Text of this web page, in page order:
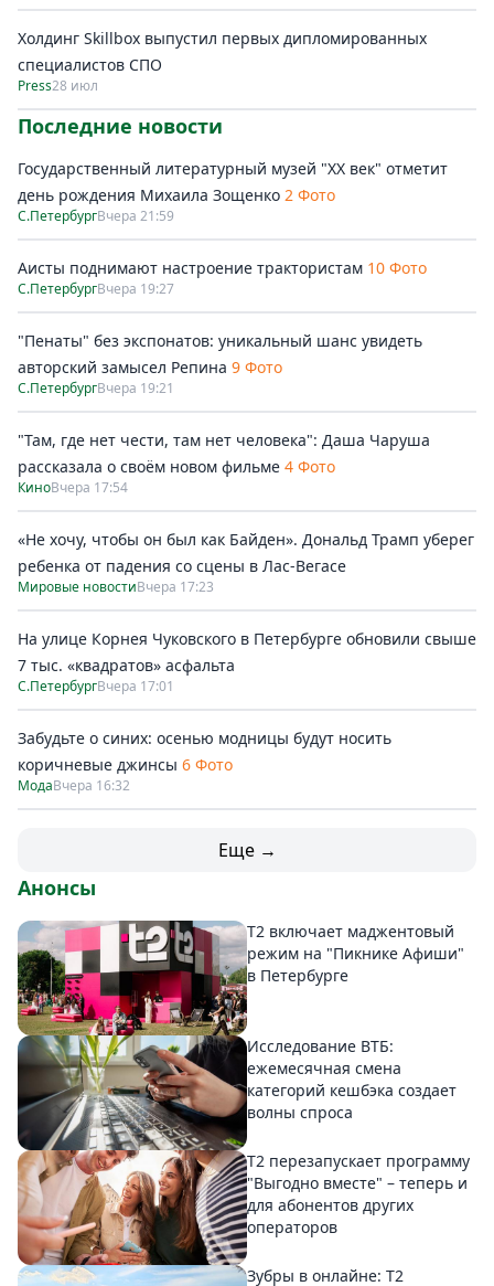
Холдинг Skillbox выпустил первых дипломированных
специалистов СПО
Press28 июл
Последние новости
Государственный литературный музей "ХХ век" отметит
день рождения Михаила Зощенко 2 Фото
С.ПетербургВчера 21:59
Аисты поднимают настроение трактористам 10 Фото
С.ПетербургВчера 19:27
"Пенаты" без экспонатов: уникальный шанс увидеть
авторский замысел Репина 9 Фото
С.ПетербургВчера 19:21
"Там, где нет чести, там нет человека": Даша Чаруша
рассказала о своём новом фильме 4 Фото
КиноВчера 17:54
«Не хочу, чтобы он был как Байден». Дональд Трамп уберег
ребенка от падения со сцены в Лас-Вегасе
Мировые новостиВчера 17:23
На улице Корнея Чуковского в Петербурге обновили свыше
7 тыс. «квадратов» асфальта
С.ПетербургВчера 17:01
Забудьте о синих: осенью модницы будут носить
коричневые джинсы 6 Фото
МодаВчера 16:32
Еще →
Анонсы
Т2 включает маджентовый
режим на "Пикнике Афиши"
в Петербурге
Исследование ВТБ:
ежемесячная смена
категорий кешбэка создает
волны спроса
Т2 перезапускает программу
"Выгодно вместе" – теперь и
для абонентов других
операторов
Зубры в онлайне: Т2